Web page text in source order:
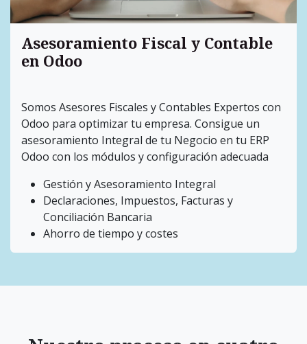
Asesoramiento Fiscal y Contable
en Odoo
Somos Asesores Fiscales y Contables Expertos con
Odoo para optimizar tu empresa. Consigue un
asesoramiento Integral de tu Negocio en tu ERP
Odoo con los módulos y configuración adecuada
Gestión y Asesoramiento Integral
Declaraciones, Impuestos, Facturas y
Conciliación Bancaria
Ahorro de tiempo y costes